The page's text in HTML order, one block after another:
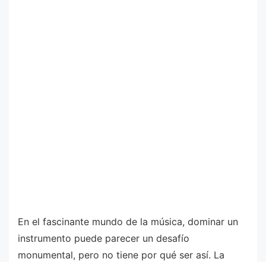
En el fascinante mundo de la música, dominar un
instrumento puede parecer un desafío
monumental, pero no tiene por qué ser así. La